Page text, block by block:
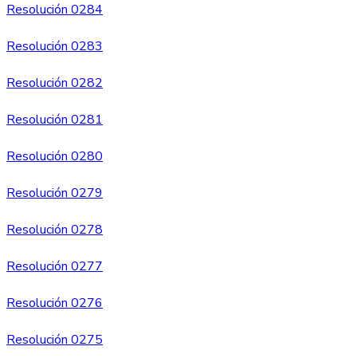
Resolución 0284
Resolución 0283
Resolución 0282
Resolución 0281
Resolución 0280
Resolución 0279
Resolución 0278
Resolución 0277
Resolución 0276
Resolución 0275